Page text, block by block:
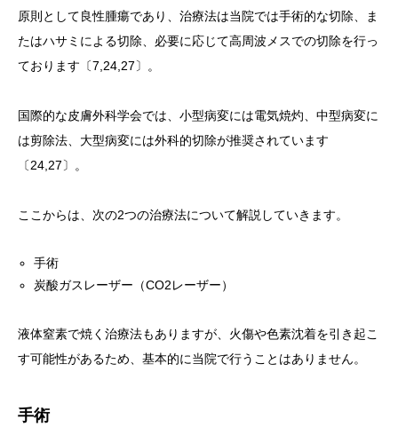
原則として良性腫瘍であり、治療法は当院では手術的な切除、ま
たはハサミによる切除、必要に応じて高周波メスでの切除を行っ
ております〔7,24,27〕。
国際的な皮膚外科学会では、小型病変には電気焼灼、中型病変に
は剪除法、大型病変には外科的切除が推奨されています
〔24,27〕。
ここからは、次の2つの治療法について解説していきます。
手術
炭酸ガスレーザー（CO2レーザー）
液体窒素で焼く治療法もありますが、火傷や色素沈着を引き起こ
す可能性があるため、基本的に当院で行うことはありません。
手術